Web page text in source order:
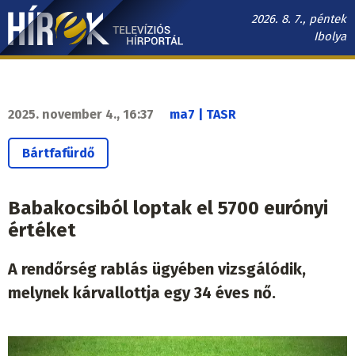
Ugrás
tartalomra
2026. 8. 7., péntek
Ibolya
Hírek.sk
2025. november 4., 16:37 ma7 | TASR
Bártfafürdő
Babakocsiból loptak el 5700 eurónyi
értéket
A rendőrség rablás ügyében vizsgálódik,
melynek kárvallottja egy 34 éves nő.